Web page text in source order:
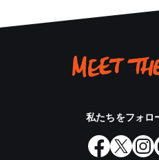
私たちをフォロ